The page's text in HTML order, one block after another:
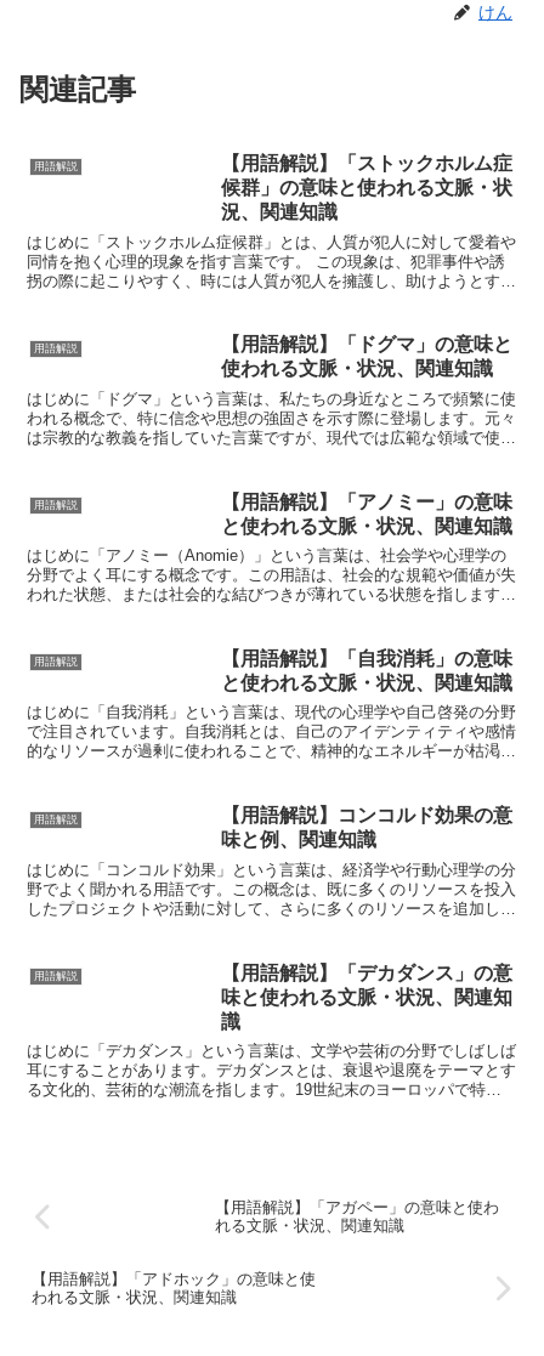
けん
関連記事
用語解説
【用語解説】「ストックホルム症
候群」の意味と使われる文脈・状
況、関連知識
はじめに「ストックホルム症候群」とは、人質が犯人に対して愛着や
同情を抱く心理的現象を指す言葉です。 この現象は、犯罪事件や誘
拐の際に起こりやすく、時には人質が犯人を擁護し、助けようとする
用語解説
【用語解説】「ドグマ」の意味と
使われる文脈・状況、関連知識
はじめに「ドグマ」という言葉は、私たちの身近なところで頻繁に使
われる概念で、特に信念や思想の強固さを示す際に登場します。元々
は宗教的な教義を指していた言葉ですが、現代では広範な領域で使わ
用語解説
【用語解説】「アノミー」の意味
と使われる文脈・状況、関連知識
はじめに「アノミー（Anomie）」という言葉は、社会学や心理学の
分野でよく耳にする概念です。この用語は、社会的な規範や価値が失
われた状態、または社会的な結びつきが薄れている状態を指します。
用語解説
【用語解説】「自我消耗」の意味
と使われる文脈・状況、関連知識
はじめに「自我消耗」という言葉は、現代の心理学や自己啓発の分野
で注目されています。自我消耗とは、自己のアイデンティティや感情
的なリソースが過剰に使われることで、精神的なエネルギーが枯渇す
用語解説
【用語解説】コンコルド効果の意
味と例、関連知識
はじめに「コンコルド効果」という言葉は、経済学や行動心理学の分
野でよく聞かれる用語です。この概念は、既に多くのリソースを投入
したプロジェクトや活動に対して、さらに多くのリソースを追加して
用語解説
【用語解説】「デカダンス」の意
味と使われる文脈・状況、関連知
識
はじめに「デカダンス」という言葉は、文学や芸術の分野でしばしば
耳にすることがあります。デカダンスとは、衰退や退廃をテーマとす
る文化的、芸術的な潮流を指します。19世紀末のヨーロッパで特に
【用語解説】「アガペー」の意味と使わ
れる文脈・状況、関連知識
【用語解説】「アドホック」の意味と使
われる文脈・状況、関連知識